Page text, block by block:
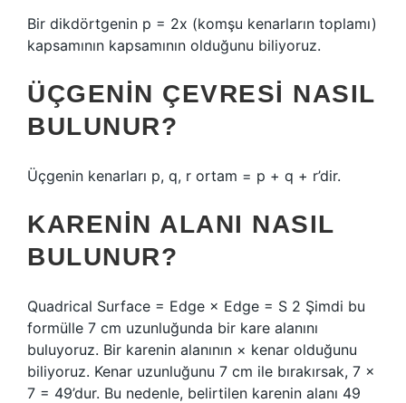
Bir dikdörtgenin p = 2x (komşu kenarların toplamı)
kapsamının kapsamının olduğunu biliyoruz.
ÜÇGENIN ÇEVRESI NASIL
BULUNUR?
Üçgenin kenarları p, q, r ortam = p + q + r’dir.
KARENIN ALANI NASIL
BULUNUR?
Quadrical Surface = Edge × Edge = S 2 Şimdi bu
formülle 7 cm uzunluğunda bir kare alanını
buluyoruz. Bir karenin alanının × kenar olduğunu
biliyoruz. Kenar uzunluğunu 7 cm ile bırakırsak, 7 ×
7 = 49’dur. Bu nedenle, belirtilen karenin alanı 49